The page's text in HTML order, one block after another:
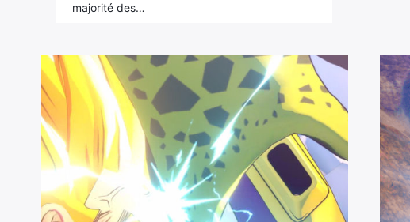
majorité des…